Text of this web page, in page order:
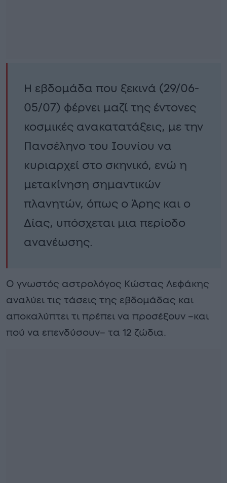
Η εβδομάδα που ξεκινά (29/06-
05/07) φέρνει μαζί της έντονες
κοσμικές ανακατατάξεις, με την
Πανσέληνο του Ιουνίου να
κυριαρχεί στο σκηνικό, ενώ η
μετακίνηση σημαντικών
πλανητών, όπως ο Άρης και ο
Δίας, υπόσχεται μια περίοδο
ανανέωσης.
Ο γνωστός αστρολόγος Κώστας Λεφάκης
αναλύει τις τάσεις της εβδομάδας και
αποκαλύπτει τι πρέπει να προσέξουν –και
πού να επενδύσουν– τα 12 ζώδια.